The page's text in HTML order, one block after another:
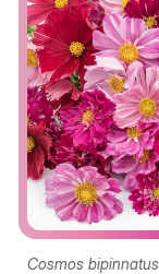
Cosmos bipinnatus